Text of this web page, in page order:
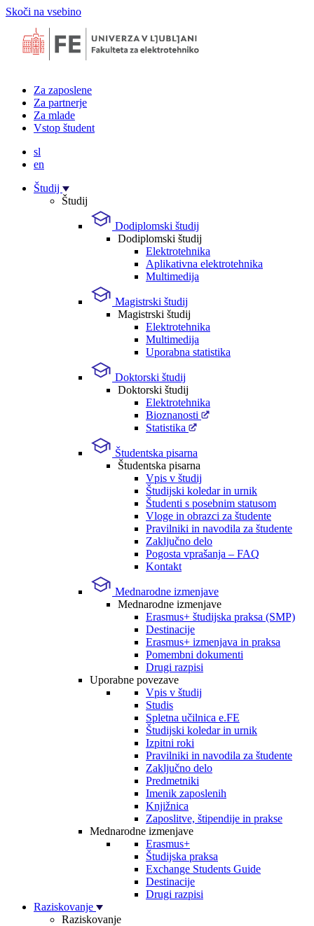
Skoči na vsebino
Za zaposlene
Za partnerje
Za mlade
Vstop študent
sl
en
Študij
Študij
Dodiplomski študij
Dodiplomski študij
Elektrotehnika
Aplikativna elektrotehnika
Multimedija
Magistrski študij
Magistrski študij
Elektrotehnika
Multimedija
Uporabna statistika
Doktorski študij
Doktorski študij
Elektrotehnika
Bioznanosti
Statistika
Študentska pisarna
Študentska pisarna
Vpis v študij
Študijski koledar in urnik
Študenti s posebnim statusom
Vloge in obrazci za študente
Pravilniki in navodila za študente
Zaključno delo
Pogosta vprašanja – FAQ
Kontakt
Mednarodne izmenjave
Mednarodne izmenjave
Erasmus+ študijska praksa (SMP)
Destinacije
Erasmus+ izmenjava in praksa
Pomembni dokumenti
Drugi razpisi
Uporabne povezave
Vpis v študij
Studis
Spletna učilnica e.FE
Študijski koledar in urnik
Izpitni roki
Pravilniki in navodila za študente
Zaključno delo
Predmetniki
Imenik zaposlenih
Knjižnica
Zaposlitve, štipendije in prakse
Mednarodne izmenjave
Erasmus+
Študijska praksa
Exchange Students Guide
Destinacije
Drugi razpisi
Raziskovanje
Raziskovanje